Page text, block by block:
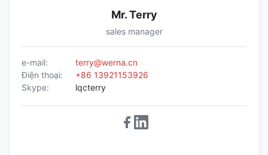
Mr. Terry
sales manager
e-mail:
terry@werna.cn
Điện thoại:
+86 13921153926
Skype:
lqcterry